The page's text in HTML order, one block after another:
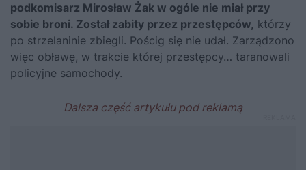
podkomisarz Mirosław Żak w ogóle nie miał przy
sobie broni. Został zabity przez przestępców, którzy
po strzelaninie zbiegli. Pościg się nie udał. Zarządzono
więc obławę, w trakcie której przestępcy… taranowali
policyjne samochody.